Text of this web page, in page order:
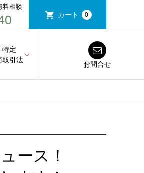
料相談
カート 0
特定
取引法
お問合せ
ース！